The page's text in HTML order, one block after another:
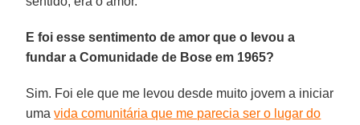
E foi esse sentimento de amor que o levou a
fundar a Comunidade de Bose em 1965?
Sim. Foi ele que me levou desde muito jovem a iniciar
umavida comunitária que me parecia ser o lugar do